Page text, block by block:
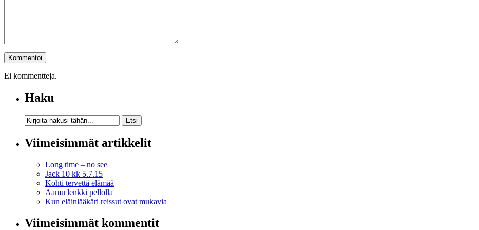
Ei kommentteja.
Haku
Viimeisimmät artikkelit
Long time – no see
Jack 10 kk 5.7.15
Kohti tervettä elämää
Aamu lenkki pellolla
Kun eläinlääkäri reissut ovat mukavia
Viimeisimmät kommentit